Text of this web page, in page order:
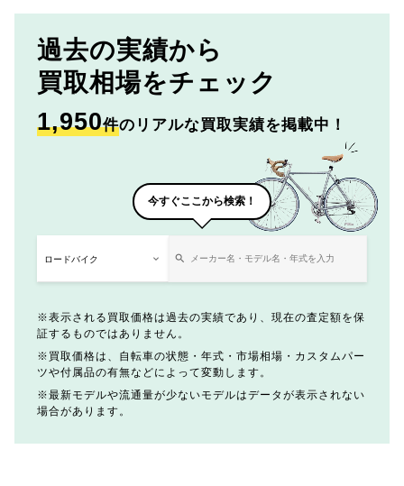
過去の実績から
買取相場をチェック
1,950件のリアルな買取実績を掲載中！
今すぐここから検索！
表示される買取価格は過去の実績であり、現在の査定額を保
証するものではありません。
買取価格は、自転車の状態・年式・市場相場・カスタムパー
ツや付属品の有無などによって変動します。
最新モデルや流通量が少ないモデルはデータが表示されない
場合があります。